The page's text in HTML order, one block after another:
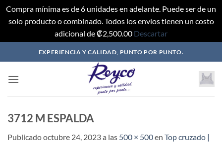
Compra mínima es de 6 unidades en adelante. Puede ser de un
solo producto o combinado. Todos los envíos tienen un costo
adicional de ₡2,500.00 Descartar
al
EXPERIENCIA Y CALIDAD, PUNTO POR PUNTO.
3712 M ESPALDA
Publicadooctubre 24, 2023a las 500 × 500en Top cruzado |